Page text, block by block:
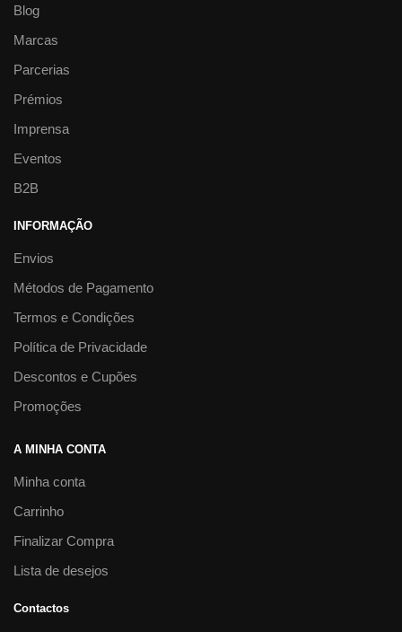
Blog
Marcas
Parcerias
Prémios
Imprensa
Eventos
B2B
INFORMAÇÃO
Envios
Métodos de Pagamento
Termos e Condições
Política de Privacidade
Descontos e Cupões
Promoções
A MINHA CONTA
Minha conta
Carrinho
Finalizar Compra
Lista de desejos
Contactos